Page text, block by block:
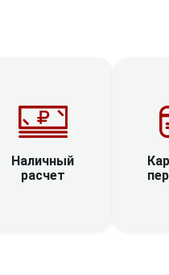
Наличный
расчет